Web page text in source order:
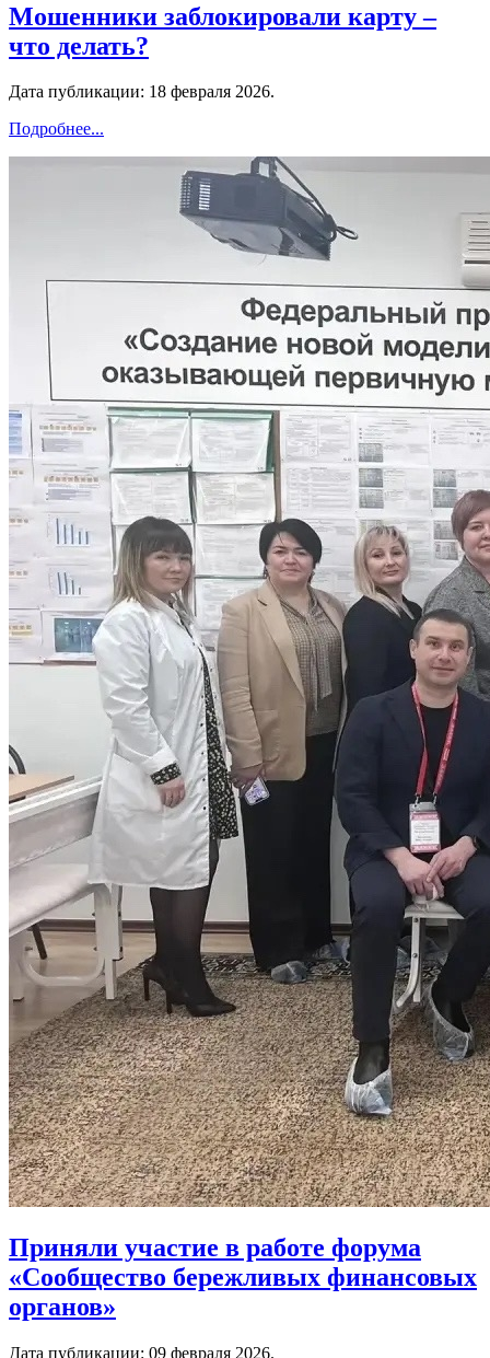
Мошенники заблокировали карту –
что делать?
Дата публикации: 18 февраля 2026.
Подробнее...
Приняли участие в работе форума
«Сообщество бережливых финансовых
органов»
Дата публикации: 09 февраля 2026.